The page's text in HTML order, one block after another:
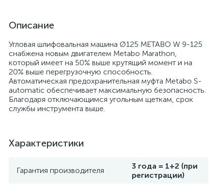
Описание
Угловая шлифовальная машина Ø125 METABO W 9-125
снабжена новым двигателем Metabo Marathon,
который имеет на 50% выше крутящий момент и на
20% выше перегрузочную способность.
Автоматическая предохранительная муфта Metabo S-
automatic обеспечивает максимальную безопасность.
Благодаря отключающимся угольным щеткам, срок
службы инструмента выше.
Характеристики
Гарантия производителя
3 года = 1+2 (при
регистрации)